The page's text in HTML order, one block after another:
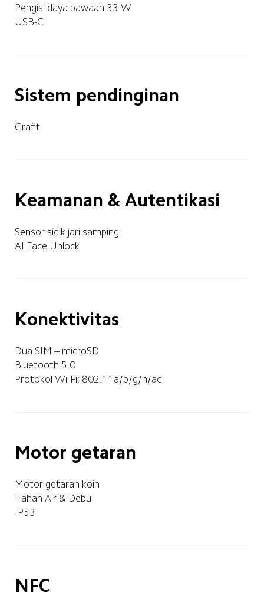
Pengisi daya bawaan 33 W
USB-C
Sistem pendinginan
Grafit
Keamanan & Autentikasi
Sensor sidik jari samping
AI Face Unlock
Konektivitas
Dua SIM + microSD
Bluetooth 5.0
Protokol Wi-Fi: 802.11a/b/g/n/ac
Motor getaran
Motor getaran koin
Tahan Air & Debu
IP53
NFC